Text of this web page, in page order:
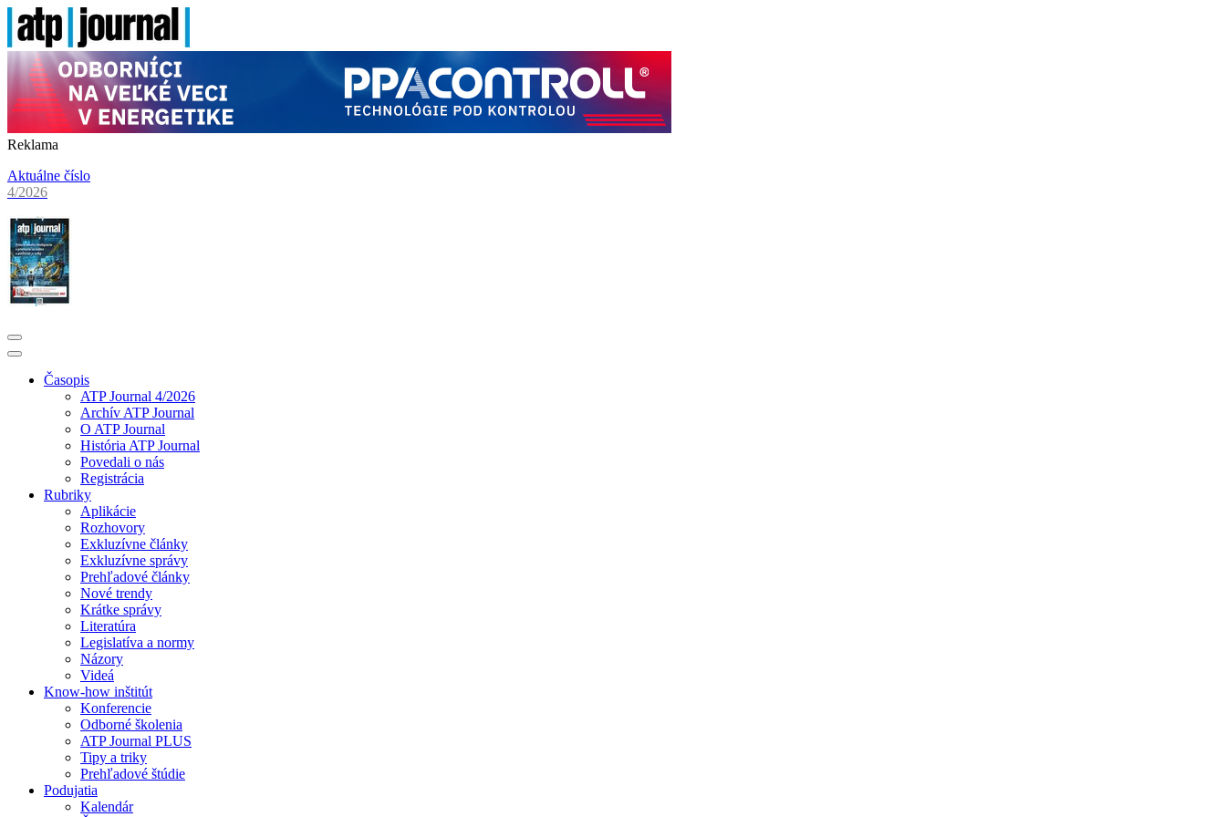
Reklama
Aktuálne číslo
4/2026
Časopis
ATP Journal 4/2026
Archív ATP Journal
O ATP Journal
História ATP Journal
Povedali o nás
Registrácia
Rubriky
Aplikácie
Rozhovory
Exkluzívne články
Exkluzívne správy
Prehľadové články
Nové trendy
Krátke správy
Literatúra
Legislatíva a normy
Názory
Videá
Know-how inštitút
Konferencie
Odborné školenia
ATP Journal PLUS
Tipy a triky
Prehľadové štúdie
Podujatia
Kalendár